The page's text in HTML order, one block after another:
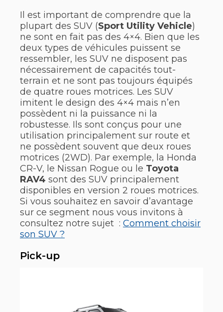
Il est important de comprendre que la
plupart des SUV (Sport Utility Vehicle)
ne sont en fait pas des 4×4. Bien que les
deux types de véhicules puissent se
ressembler, les SUV ne disposent pas
nécessairement de capacités tout-
terrain et ne sont pas toujours équipés
de quatre roues motrices. Les SUV
imitent le design des 4×4 mais n’en
possèdent ni la puissance ni la
robustesse. Ils sont conçus pour une
utilisation principalement sur route et
ne possèdent souvent que deux roues
motrices (2WD). Par exemple, la Honda
CR-V, le Nissan Rogue ou le Toyota
RAV4 sont des SUV principalement
disponibles en version 2 roues motrices.
Si vous souhaitez en savoir d’avantage
sur ce segment nous vous invitons à
consultez notre sujet : Comment choisir
son SUV ?
Pick-up